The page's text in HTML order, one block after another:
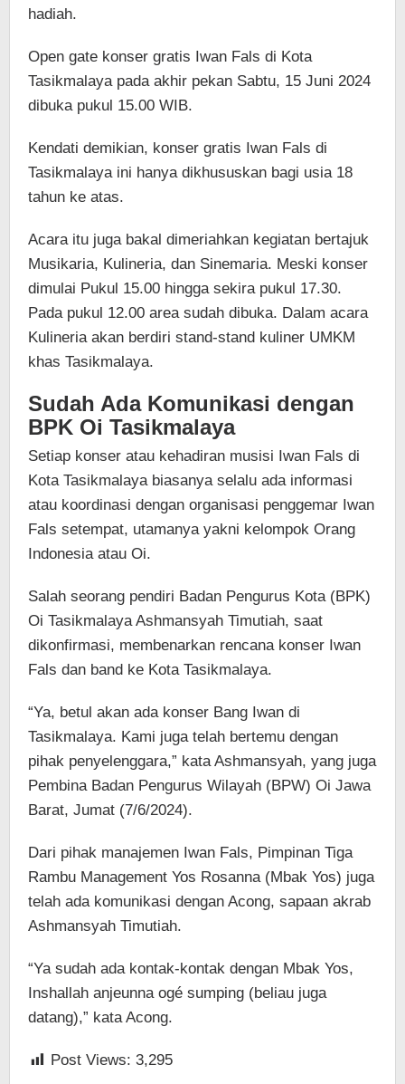
hadiah.
Open gate konser gratis Iwan Fals di Kota
Tasikmalaya pada akhir pekan Sabtu, 15 Juni 2024
dibuka pukul 15.00 WIB.
Kendati demikian, konser gratis Iwan Fals di
Tasikmalaya ini hanya dikhususkan bagi usia 18
tahun ke atas.
Acara itu juga bakal dimeriahkan kegiatan bertajuk
Musikaria, Kulineria, dan Sinemaria. Meski konser
dimulai Pukul 15.00 hingga sekira pukul 17.30.
Pada pukul 12.00 area sudah dibuka. Dalam acara
Kulineria akan berdiri stand-stand kuliner UMKM
khas Tasikmalaya.
Sudah Ada Komunikasi dengan
BPK Oi Tasikmalaya
Setiap konser atau kehadiran musisi Iwan Fals di
Kota Tasikmalaya biasanya selalu ada informasi
atau koordinasi dengan organisasi penggemar Iwan
Fals setempat, utamanya yakni kelompok Orang
Indonesia atau Oi.
Salah seorang pendiri Badan Pengurus Kota (BPK)
Oi Tasikmalaya Ashmansyah Timutiah, saat
dikonfirmasi, membenarkan rencana konser Iwan
Fals dan band ke Kota Tasikmalaya.
“Ya, betul akan ada konser Bang Iwan di
Tasikmalaya. Kami juga telah bertemu dengan
pihak penyelenggara,” kata Ashmansyah, yang juga
Pembina Badan Pengurus Wilayah (BPW) Oi Jawa
Barat, Jumat (7/6/2024).
Dari pihak manajemen Iwan Fals, Pimpinan Tiga
Rambu Management Yos Rosanna (Mbak Yos) juga
telah ada komunikasi dengan Acong, sapaan akrab
Ashmansyah Timutiah.
“Ya sudah ada kontak-kontak dengan Mbak Yos,
Inshallah anjeunna ogé sumping (beliau juga
datang),” kata Acong.
Post Views: 3,295